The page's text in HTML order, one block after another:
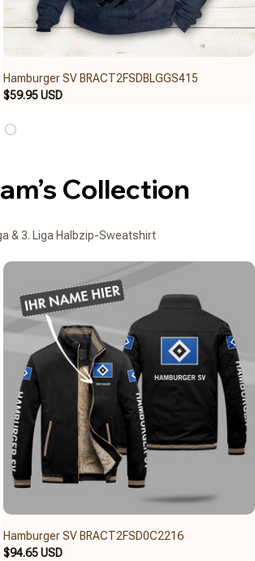
Hamburger SV BRACT2FSDBLGGS415
$59.95 USD
Collection
& 3. Liga Halbzip-Sweatshirt
Hamburger SV BRACT2FSD0C2216
$94.65 USD